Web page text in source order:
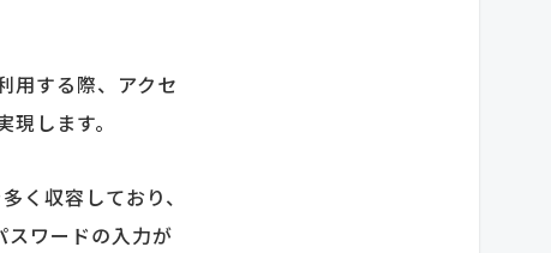
用する際、アクセ
します。
く収容しており、
ワードの入力が